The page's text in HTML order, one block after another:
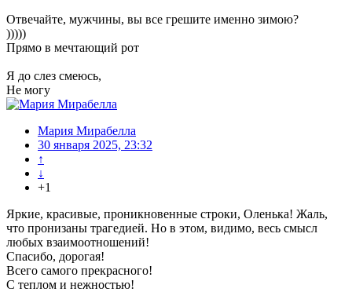
Отвечайте, мужчины, вы все грешите именно зимою?
)))))
Прямо в мечтающий рот
Я до слез смеюсь,
Не могу
Мария Мирабелла
30 января 2025, 23:32
↑
↓
+1
Яркие, красивые, проникновенные строки, Оленька! Жаль,
что пронизаны трагедией. Но в этом, видимо, весь смысл
любых взаимоотношений!
Спасибо, дорогая!
Всего самого прекрасного!
С теплом и нежностью!